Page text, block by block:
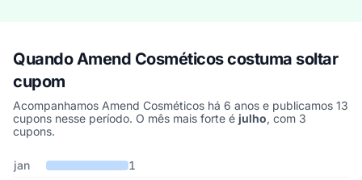
Quando Amend Cosméticos costuma soltar
cupom
Acompanhamos Amend Cosméticos há 6 anos e publicamos 13
cupons nesse período. O mês mais forte é julho, com 3
cupons.
Cupons de Amend Cosméticos publicados por mês, somando os
Mês Cupons publicados
jan
1